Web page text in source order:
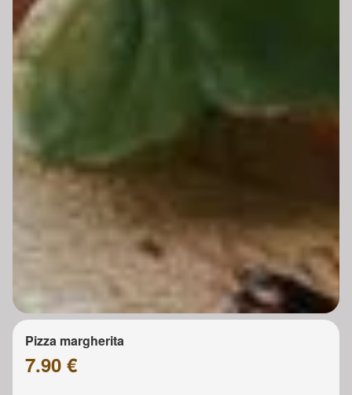
Pizza margherita
7.90 €